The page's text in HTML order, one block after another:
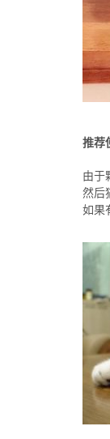
推荐
由于
然后
如果